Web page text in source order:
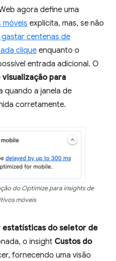
agora define uma
explícita, mas, se não
centenas de
clique enquanto o
entrada adicional. O
para
quando a janela de
corretamente.
do Optimize para insights de
móveis
estatísticas do seletor de
o insight Custos do
fornecendo uma visão